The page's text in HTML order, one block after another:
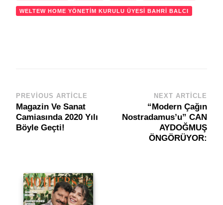
WELTEW HOME YÖNETIM KURULU ÜYESI BAHRI BALCI
Post
Navigation
PREVIOUS ARTICLE
Magazin Ve Sanat
Camiasında 2020 Yılı
Böyle Geçti!
NEXT ARTICLE
“Modern Çağın
Nostradamus’u” CAN
AYDOĞMUŞ
ÖNGÖRÜYOR: